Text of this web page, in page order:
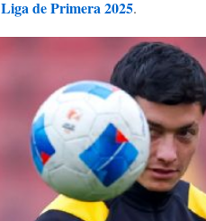
Liga de Primera 2025.